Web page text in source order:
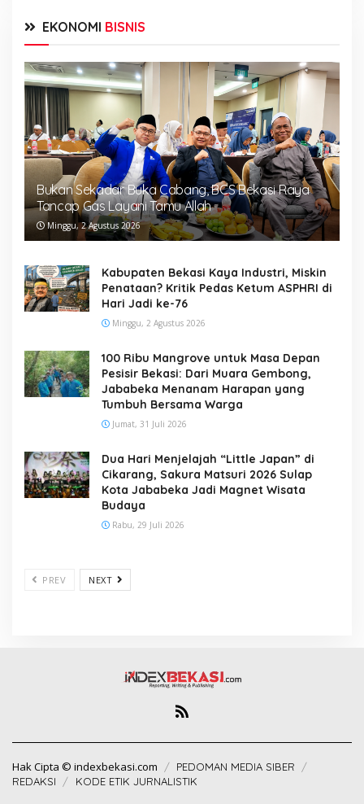
EKONOMI BISNIS
Bukan Sekadar Buka Cabang, BCS Bekasi Raya
Tancap Gas Layani Tamu Allah
Minggu, 2 Agustus 2026
Kabupaten Bekasi Kaya Industri, Miskin
Penataan? Kritik Pedas Ketum ASPHRI di
Hari Jadi ke-76
Minggu, 2 Agustus 2026
100 Ribu Mangrove untuk Masa Depan
Pesisir Bekasi: Dari Muara Gembong,
Jababeka Menanam Harapan yang
Tumbuh Bersama Warga
Jumat, 31 Juli 2026
Dua Hari Menjelajah “Little Japan” di
Cikarang, Sakura Matsuri 2026 Sulap
Kota Jababeka Jadi Magnet Wisata
Budaya
Rabu, 29 Juli 2026
PREV NEXT
Hak Cipta © indexbekasi.com
PEDOMAN MEDIA SIBER
REDAKSI
KODE ETIK JURNALISTIK